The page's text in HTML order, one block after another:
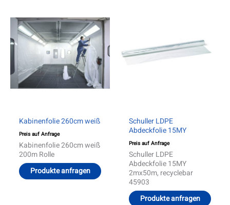
Kabinenfolie 260cm weiß
Preis auf Anfrage
Kabinenfolie 260cm weiß
200m Rolle
Produkte anfragen
Schuller LDPE
Abdeckfolie 15MY
Preis auf Anfrage
Schuller LDPE
Abdeckfolie 15MY
2mx50m, recyclebar
45903
Produkte anfragen